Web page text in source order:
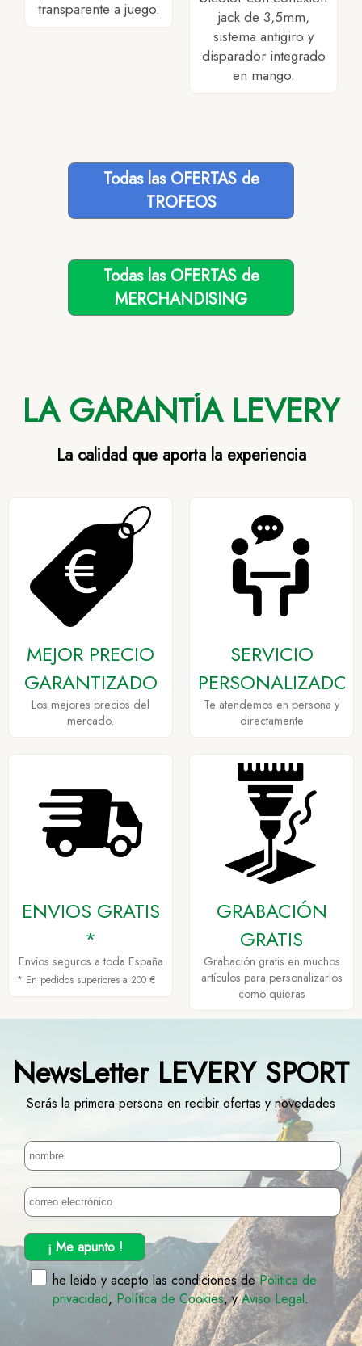
transparente a juego.
jack de 3,5mm,
sistema antigiro y
disparador integrado
en mango.
Todas las OFERTAS de
TROFEOS
Todas las OFERTAS de
MERCHANDISING
LA GARANTÍA LEVERY
La calidad que aporta la experiencia
MEJOR PRECIO
GARANTIZADO
Los mejores precios del
mercado.
SERVICIO
PERSONALIZADO
Te atendemos en persona y
directamente
ENVIOS GRATIS
*
Envíos seguros a toda España
* En pedidos superiores a 200 €
GRABACIÓN
GRATIS
Grabación gratis en muchos
artículos para personalizarlos
como quieras
NewsLetter LEVERY SPORT
Serás la primera persona en recibir ofertas y novedades
¡ Me apunto !
he leido y acepto las condiciones dePolitica de
privacidad, Política de Cookies, yAviso Legal.